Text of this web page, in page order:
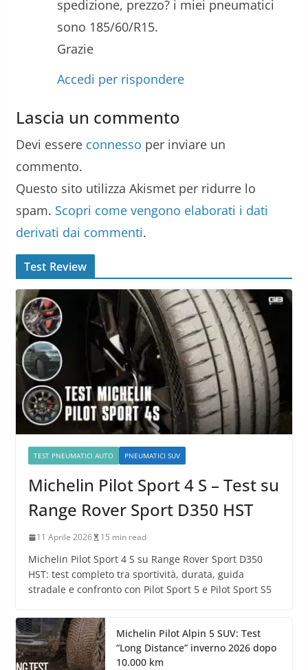
spedizione, prezzo? i miei pneumatici
sono 185/60/R15.
Grazie
Accedi per rispondere
Lascia un commento
Devi essere connesso per inviare un
commento.
Questo sito utilizza Akismet per ridurre lo
spam. Scopri come vengono elaborati i dati
derivati dai commenti.
Test Review
TEST PNEUMATICI AUTO PNEUMATICI SUV
Michelin Pilot Sport 4 S – Test su
Range Rover Sport D350 HST
11 Aprile 2026 15 min read
Michelin Pilot Sport 4 S su Range Rover Sport D350
HST: test completo tra sportività, durata, guida
stradale e confronto con Pilot Sport 5 e Pilot Sport S5
Michelin Pilot Alpin 5 SUV: Test
“Long Distance” inverno 2026 dopo
10.000 km